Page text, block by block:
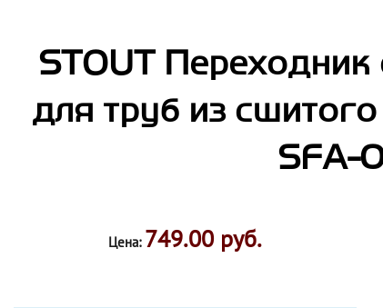
STOUT Переходник
для труб из
SFA-
Цена: 749.00 руб.